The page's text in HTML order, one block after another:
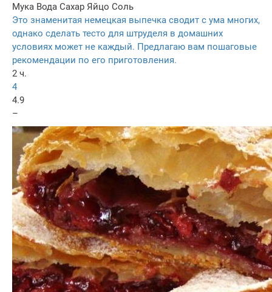
Мука Вода Сахар Яйцо Соль
Это знаменитая немецкая выпечка сводит с ума многих,
однако сделать тесто для штруделя в домашних
условиях может не каждый. Предлагаю вам пошаговые
рекомендации по его приготовления.
2 ч.
4
4.9
–